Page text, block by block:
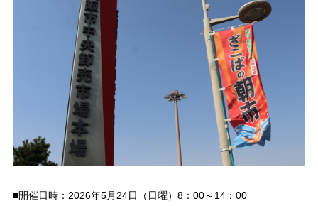
■開催日時：2026年5月24日（日曜）8：00～14：00